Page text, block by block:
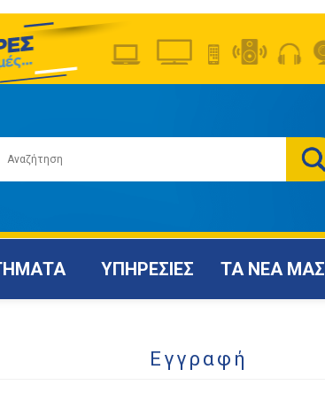
ΥΠΗΡΕΣΙΕΣ ΤΑ ΝΕΑ ΜΑΣ
Εγγραφή